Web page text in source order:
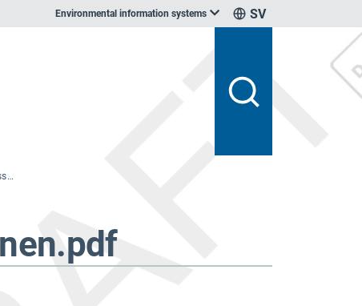
Environmental information systems SV
Meddelande från Europeiska kommissionen.pdf